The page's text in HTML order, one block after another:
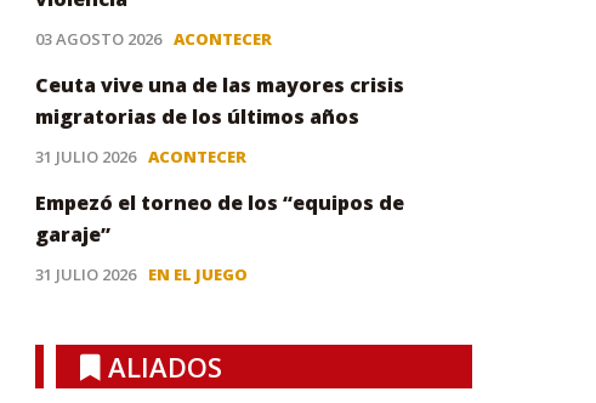
03 AGOSTO 2026 ACONTECER
Ceuta vive una de las mayores crisis
migratorias de los últimos años
31 JULIO 2026 ACONTECER
Empezó el torneo de los “equipos de
garaje”
31 JULIO 2026 EN EL JUEGO
ALIADOS